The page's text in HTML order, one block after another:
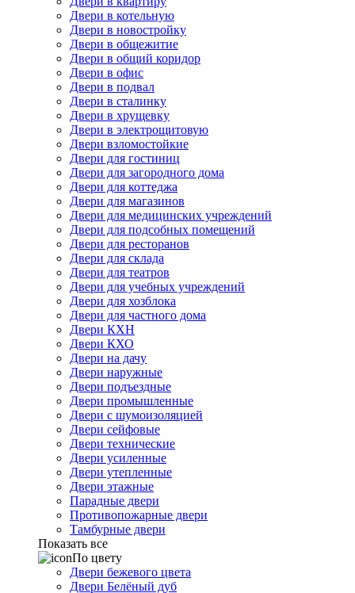
Двери в котельную
Двери в новостройку
Двери в общежитие
Двери в общий коридор
Двери в офис
Двери в подвал
Двери в сталинку
Двери в хрущевку
Двери в электрощитовую
Двери взломостойкие
Двери для гостиниц
Двери для загородного дома
Двери для коттеджа
Двери для магазинов
Двери для медицинских учреждений
Двери для подсобных помещений
Двери для ресторанов
Двери для склада
Двери для театров
Двери для учебных учреждений
Двери для хозблока
Двери для частного дома
Двери КХН
Двери КХО
Двери на дачу
Двери наружные
Двери подъездные
Двери промышленные
Двери с шумоизоляцией
Двери сейфовые
Двери технические
Двери усиленные
Двери утепленные
Двери этажные
Парадные двери
Противопожарные двери
Тамбурные двери
Показать все
По цвету
Двери бежевого цвета
Двери Белёный дуб